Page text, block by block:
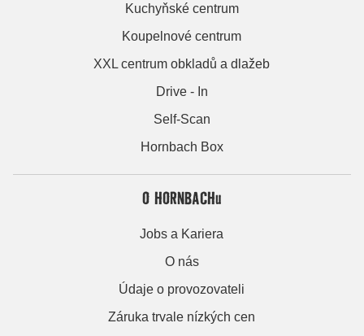
Kuchyňské centrum
Koupelnové centrum
XXL centrum obkladů a dlažeb
Drive - In
Self-Scan
Hornbach Box
O HORNBACHu
Jobs a Kariera
O nás
Údaje o provozovateli
Záruka trvale nízkých cen